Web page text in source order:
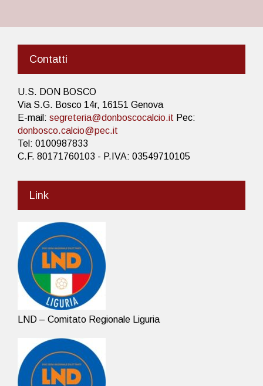
Contatti
U.S. DON BOSCO
Via S.G. Bosco 14r, 16151 Genova
E-mail: segreteria@donboscocalcio.it Pec:
donbosco.calcio@pec.it
Tel: 0100987833
C.F. 80171760103 - P.IVA: 03549710105
Link
LND – Comitato Regionale Liguria